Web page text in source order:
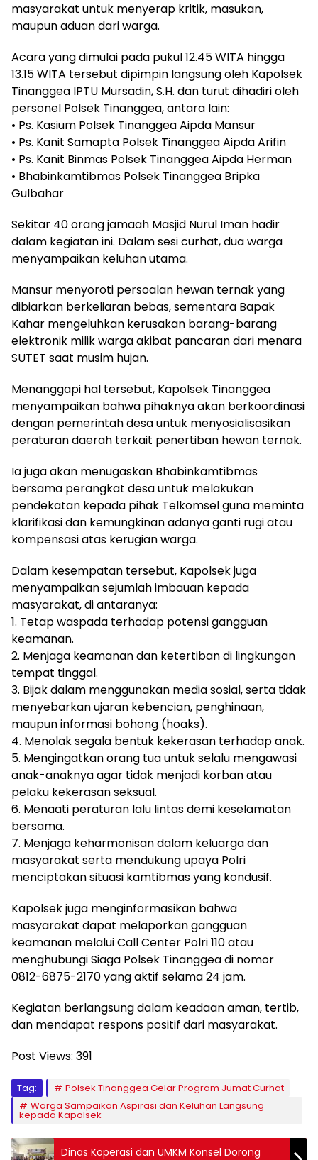
masyarakat untuk menyerap kritik, masukan,
maupun aduan dari warga.
Acara yang dimulai pada pukul 12.45 WITA hingga
13.15 WITA tersebut dipimpin langsung oleh Kapolsek
Tinanggea IPTU Mursadin, S.H. dan turut dihadiri oleh
personel Polsek Tinanggea, antara lain:
• Ps. Kasium Polsek Tinanggea Aipda Mansur
• Ps. Kanit Samapta Polsek Tinanggea Aipda Arifin
• Ps. Kanit Binmas Polsek Tinanggea Aipda Herman
• Bhabinkamtibmas Polsek Tinanggea Bripka
Gulbahar
Sekitar 40 orang jamaah Masjid Nurul Iman hadir
dalam kegiatan ini. Dalam sesi curhat, dua warga
menyampaikan keluhan utama.
Mansur menyoroti persoalan hewan ternak yang
dibiarkan berkeliaran bebas, sementara Bapak
Kahar mengeluhkan kerusakan barang-barang
elektronik milik warga akibat pancaran dari menara
SUTET saat musim hujan.
Menanggapi hal tersebut, Kapolsek Tinanggea
menyampaikan bahwa pihaknya akan berkoordinasi
dengan pemerintah desa untuk menyosialisasikan
peraturan daerah terkait penertiban hewan ternak.
Ia juga akan menugaskan Bhabinkamtibmas
bersama perangkat desa untuk melakukan
pendekatan kepada pihak Telkomsel guna meminta
klarifikasi dan kemungkinan adanya ganti rugi atau
kompensasi atas kerugian warga.
Dalam kesempatan tersebut, Kapolsek juga
menyampaikan sejumlah imbauan kepada
masyarakat, di antaranya:
1. Tetap waspada terhadap potensi gangguan
keamanan.
2. Menjaga keamanan dan ketertiban di lingkungan
tempat tinggal.
3. Bijak dalam menggunakan media sosial, serta tidak
menyebarkan ujaran kebencian, penghinaan,
maupun informasi bohong (hoaks).
4. Menolak segala bentuk kekerasan terhadap anak.
5. Mengingatkan orang tua untuk selalu mengawasi
anak-anaknya agar tidak menjadi korban atau
pelaku kekerasan seksual.
6. Menaati peraturan lalu lintas demi keselamatan
bersama.
7. Menjaga keharmonisan dalam keluarga dan
masyarakat serta mendukung upaya Polri
menciptakan situasi kamtibmas yang kondusif.
Kapolsek juga menginformasikan bahwa
masyarakat dapat melaporkan gangguan
keamanan melalui Call Center Polri 110 atau
menghubungi Siaga Polsek Tinanggea di nomor
0812-6875-2170 yang aktif selama 24 jam.
Kegiatan berlangsung dalam keadaan aman, tertib,
dan mendapat respons positif dari masyarakat.
Post Views: 391
Tag:
Polsek Tinanggea Gelar Program Jumat Curhat
Warga Sampaikan Aspirasi dan Keluhan Langsung
kepada Kapolsek
Dinas Koperasi dan UMKM Konsel Dorong